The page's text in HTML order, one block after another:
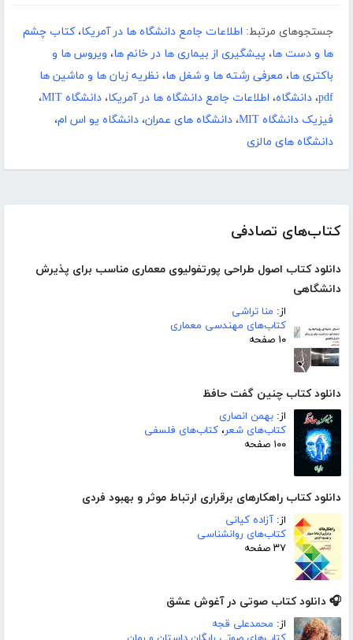
کتاب‌های تصادفی
دانلود کتاب اصول طراحی پورتفولیوی معماری مناسب برای پذیرش
دانشگاهی
از: منا تراشی
کتاب‌های مهندسی معماری
۱۰ صفحه
دانلود کتاب چنین گفت حافظ
از: بهمن انصاری
کتاب‌های شعر، کتاب‌های فلسفی
۱۰۰ صفحه
دانلود کتاب راهکارهای برقراری ارتباط موثر و بهبود فردی
از: آزاده کیانی
کتاب‌های روانشناسی
۳۷ صفحه
🎧 دانلود کتاب صوتی در آغوش عشق
از: محمدعلی قجه
جستجوهای مرتبط: اطلاعات جامع دانشگاه ها در آمریکا،کتاب چشم
ها و دست ها، پیشگیری از بیماری ها در خانم ها، ویروس ها و
باکتری ها، معرفی رشته ها و شغل ها، نظریه زبان ها و ماشین ها
pdf، دانشگاه، اطلاعات جامع دانشگاه ها در آمریکا، دانشگاه MIT
،
فیزیک دانشگاه MIT
، دانشگاه های عمران، دانشگاه یو اس ام،
دانشگاه های مالزی